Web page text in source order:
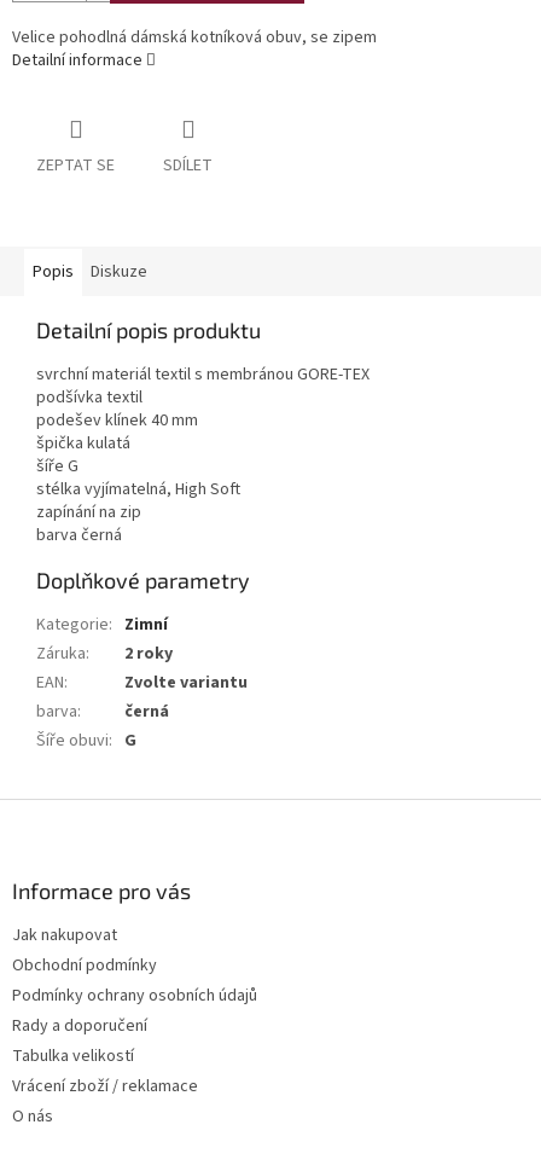
Velice pohodlná dámská kotníková obuv, se zipem
Detailní informace
ZEPTAT SE SDÍLET
Popis Diskuze
Detailní popis produktu
svrchní materiál textil s membránou GORE-TEX
podšívka textil
podešev klínek 40 mm
špička kulatá
šíře G
stélka vyjímatelná, High Soft
zapínání na zip
barva černá
Doplňkové parametry
Kategorie: Zimní
Záruka:
2 roky
EAN:
Zvolte variantu
barva:
černá
Šíře obuvi: G
Informace pro vás
Jak nakupovat
Obchodní podmínky
Podmínky ochrany osobních údajů
Rady a doporučení
Tabulka velikostí
Vrácení zboží / reklamace
O nás